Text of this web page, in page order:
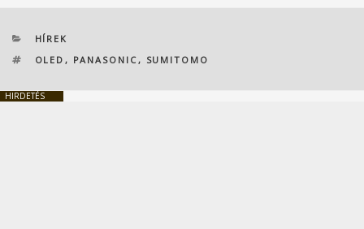
KATEGÓRIÁK
HÍREK
CÍMKÉK
OLED , PANASONIC , SUMITOMO
HIRDETÉS